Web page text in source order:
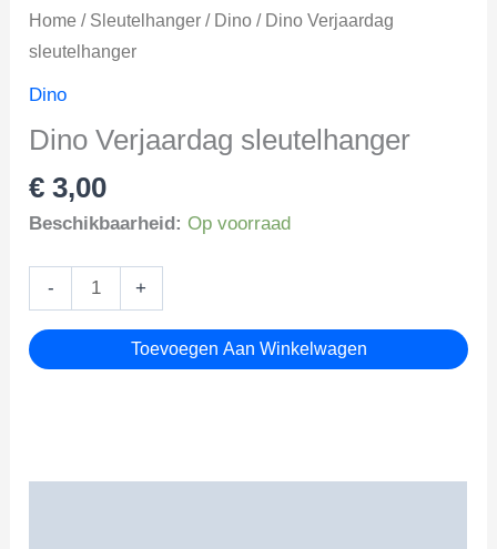
Home / Sleutelhanger / Dino / Dino Verjaardag
sleutelhanger
Dino
Dino Verjaardag sleutelhanger
€ 3,00
Beschikbaarheid: Op voorraad
-
Verjaardag
sleutelhanger
aantal
+
Toevoegen Aan Winkelwagen